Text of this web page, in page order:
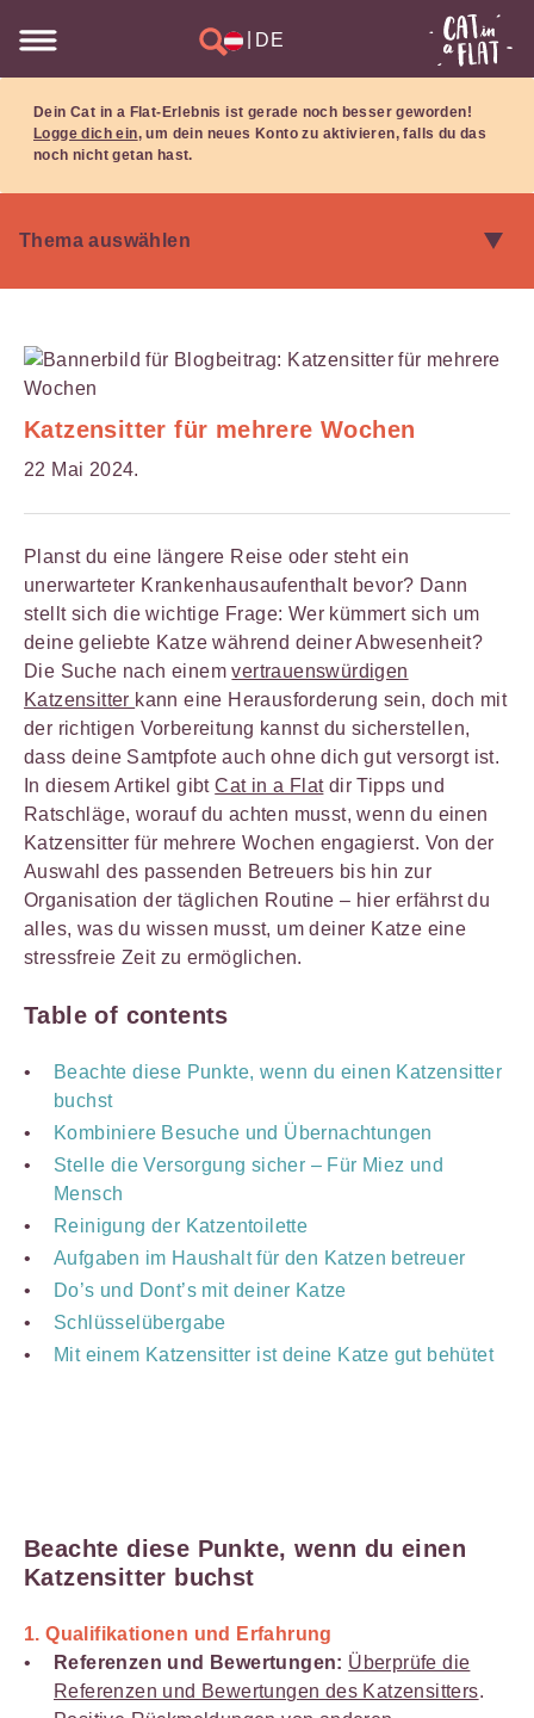
DE
Dein Cat in a Flat-Erlebnis ist gerade noch besser geworden!
Logge dich ein, um dein neues Konto zu aktivieren, falls du das
noch nicht getan hast.
Katzensitter für mehrere Wochen
22 Mai 2024.
Planst du eine längere Reise oder steht ein
unerwarteter Krankenhausaufenthalt bevor? Dann
stellt sich die wichtige Frage: Wer kümmert sich um
deine geliebte Katze während deiner Abwesenheit?
Die Suche nach einemvertrauenswürdigen
Katzensitter kann eine Herausforderung sein, doch mit
der richtigen Vorbereitung kannst du sicherstellen,
dass deine Samtpfote auch ohne dich gut versorgt ist.
In diesem Artikel gibtCat in a Flatdir Tipps und
Ratschläge, worauf du achten musst, wenn du einen
Katzensitter für mehrere Wochen engagierst. Von der
Auswahl des passenden Betreuers bis hin zur
Organisation der täglichen Routine – hier erfährst du
alles, was du wissen musst, um deiner Katze eine
stressfreie Zeit zu ermöglichen.
Table of contents
Beachte diese Punkte, wenn du einen Katzensitter
buchst
Kombiniere Besuche und Übernachtungen
Stelle die Versorgung sicher – Für Miez und
Mensch
Reinigung der Katzentoilette
Aufgaben im Haushalt für den Katzen betreuer
Do’s und Dont’s mit deiner Katze
Schlüsselübergabe
Mit einem Katzensitter ist deine Katze gut behütet
Beachte diese Punkte, wenn du einen
Katzensitter buchst
1.Qualifikationen und Erfahrung
Referenzen und Bewertungen: Überprüfe die
Referenzen und Bewertungen des Katzensitters.